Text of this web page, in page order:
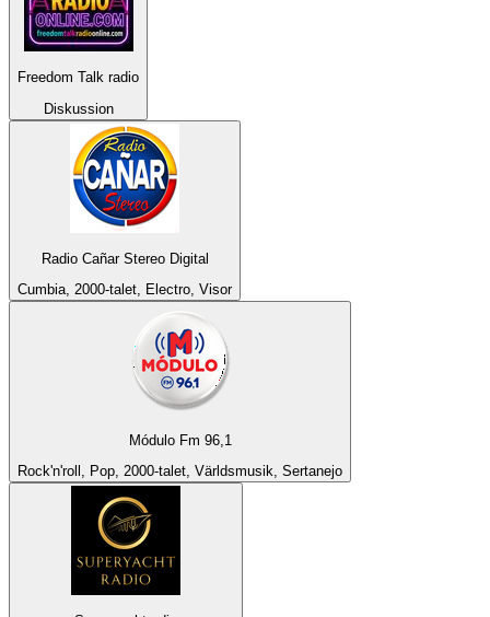
Freedom Talk radio
Diskussion
Radio Cañar Stereo Digital
Cumbia, 2000-talet, Electro, Visor
Módulo Fm 96,1
Rock'n'roll, Pop, 2000-talet, Världsmusik, Sertanejo